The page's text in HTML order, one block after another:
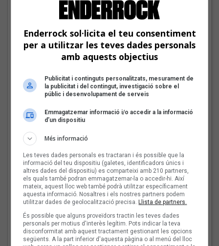
amics, entrar dins un
bar, anar a un concert, la
revista de torn»
Bèrnia i la festa del pop
Les Cruet: «Als primers
discos sentia
moltíssima ràbia, però
ara estic més serena i en
pau»
Enderrock sol·licita el teu consentiment
per a utilitzar les teves dades personals
amb aquests objectius
Publicitat i continguts personalitzats, mesurament de
la publicitat i del contingut, investigació sobre el
públic i desenvolupament de serveis
Emmagatzemar informació i/o accedir a la informació
d’un dispositiu
Més informació
Les teves dades personals es tractaran i és possible que la
informació del teu dispositiu (galetes, identificadors únics i
altres dades del dispositiu) es comparteixi amb 210 partners,
els quals també podran emmagatzemar-la o accedir-hi. Així
mateix, aquest lloc web també podrà utilitzar específicament
aquesta informació. Nosaltres i els nostres partners podem
utilitzar dades de geolocalització precisa. Llista de partners.
És possible que alguns proveïdors tractin les teves dades
personals per motius d'interès legítim. Pots indicar la teva
disconformitat amb aquest tractament gestionant les opcions
següents. A la part inferior d'aquesta pàgina o al menú del lloc